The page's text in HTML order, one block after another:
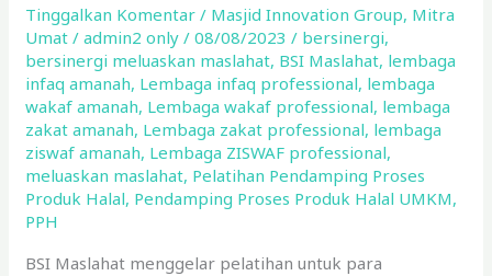
Tinggalkan Komentar / Masjid Innovation Group, Mitra
Umat /admin2 only/08/08/2023/ bersinergi,
bersinergi meluaskan maslahat, BSI Maslahat, lembaga
infaq amanah, Lembaga infaq professional, lembaga
wakaf amanah, Lembaga wakaf professional, lembaga
zakat amanah, Lembaga zakat professional, lembaga
ziswaf amanah, Lembaga ZISWAF professional,
meluaskan maslahat, Pelatihan Pendamping Proses
Produk Halal, Pendamping Proses Produk Halal UMKM,
PPH
BSI Maslahat menggelar pelatihan untuk para